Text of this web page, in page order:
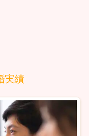
実績